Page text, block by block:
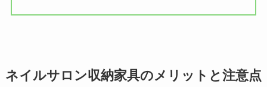
ネイルサロン収納家具のメリットと注意点